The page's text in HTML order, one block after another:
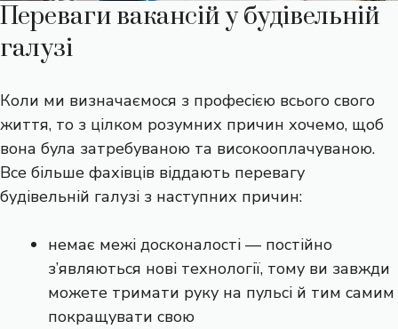
Переваги вакансій у будівельній
галузі
Коли ми визначаємося з професією всього свого
життя, то з цілком розумних причин хочемо, щоб
вона була затребуваною та високооплачуваною.
Все більше фахівців віддають перевагу
будівельній галузі з наступних причин:
немає межі досконалості — постійно
з’являються нові технології, тому ви завжди
можете тримати руку на пульсі й тим самим
покращувати свою